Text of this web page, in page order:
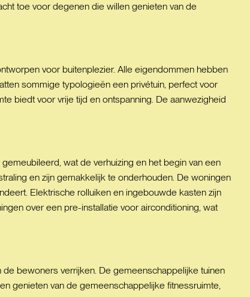
toe voor degenen die willen genieten van de
voor buitenplezier. Alle eigendommen hebben
sommige typologieën een privétuin, perfect voor
biedt voor vrije tijd en ontspanning. De aanwezigheid
wat de verhuizing en het begin van een
en zijn gemakkelijk te onderhouden. De woningen
Elektrische rolluiken en ingebouwde kasten zijn
over een pre-installatie voor airconditioning, wat
bewoners verrijken. De gemeenschappelijke tuinen
genieten van de gemeenschappelijke fitnessruimte,